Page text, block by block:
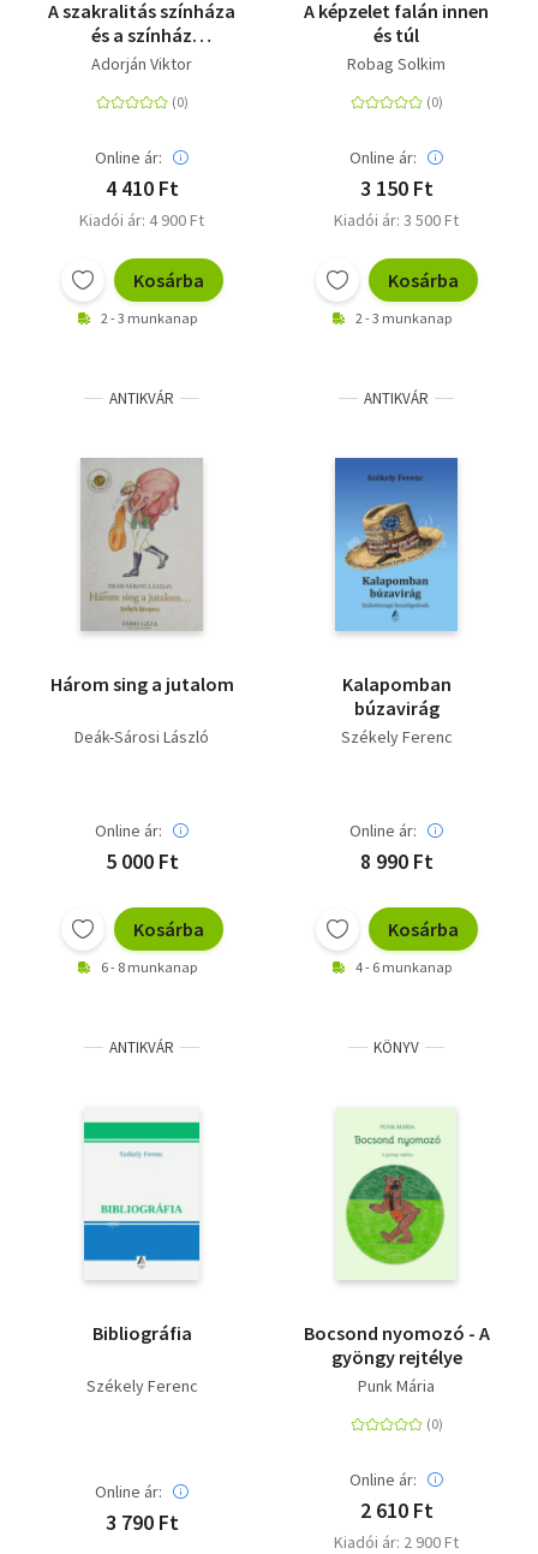
A szakralitás színháza
és a színház
szakralitása, avagy
Laboratóriumhoz
Adorján Viktor
Online ár:
4 410 Ft
Kiadói ár: 4 900 Ft
Kosárba
2 - 3 munkanap
A képzelet falán innen
és túl
Robag Solkim
Online ár:
3 150 Ft
Kiadói ár: 3 500 Ft
Kosárba
2 - 3 munkanap
ANTIKVÁR
Három sing a jutalom
Deák-Sárosi László
Online ár:
5 000 Ft
Kosárba
6 - 8 munkanap
ANTIKVÁR
Kalapomban
búzavirág
Székely Ferenc
Online ár:
8 990 Ft
Kosárba
4 - 6 munkanap
ANTIKVÁR
Bibliográfia
Székely Ferenc
Online ár:
3 790 Ft
KÖNYV
Bocsond nyomozó - A
gyöngy rejtélye
Punk Mária
Online ár:
2 610 Ft
Kiadói ár: 2 900 Ft